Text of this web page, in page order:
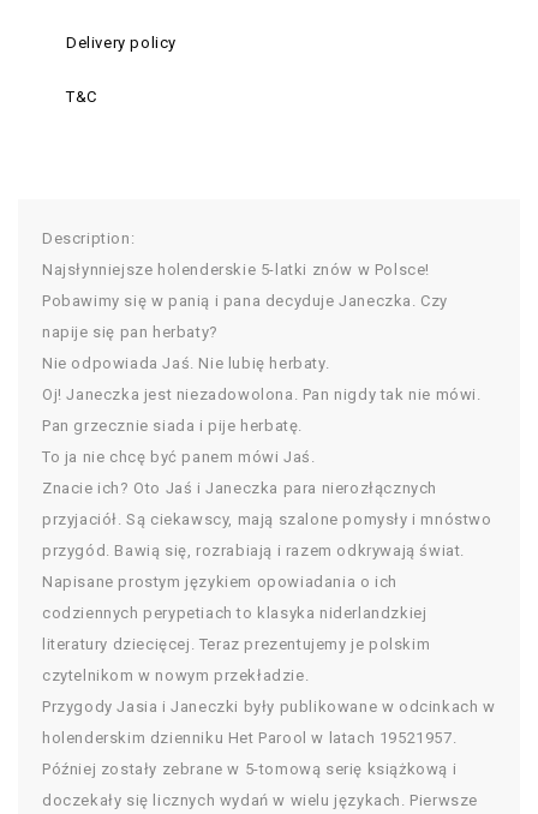
Delivery policy
T&C
Description:
Najsłynniejsze holenderskie 5-latki znów w Polsce!
Pobawimy się w panią i pana decyduje Janeczka. Czy
napije się pan herbaty?
Nie odpowiada Jaś. Nie lubię herbaty.
Oj! Janeczka jest niezadowolona. Pan nigdy tak nie mówi.
Pan grzecznie siada i pije herbatę.
To ja nie chcę być panem mówi Jaś.
Znacie ich? Oto Jaś i Janeczka para nierozłącznych
przyjaciół. Są ciekawscy, mają szalone pomysły i mnóstwo
przygód. Bawią się, rozrabiają i razem odkrywają świat.
Napisane prostym językiem opowiadania o ich
codziennych perypetiach to klasyka niderlandzkiej
literatury dziecięcej. Teraz prezentujemy je polskim
czytelnikom w nowym przekładzie.
Przygody Jasia i Janeczki były publikowane w odcinkach w
holenderskim dzienniku Het Parool w latach 19521957.
Później zostały zebrane w 5-tomową serię książkową i
doczekały się licznych wydań w wielu językach. Pierwsze